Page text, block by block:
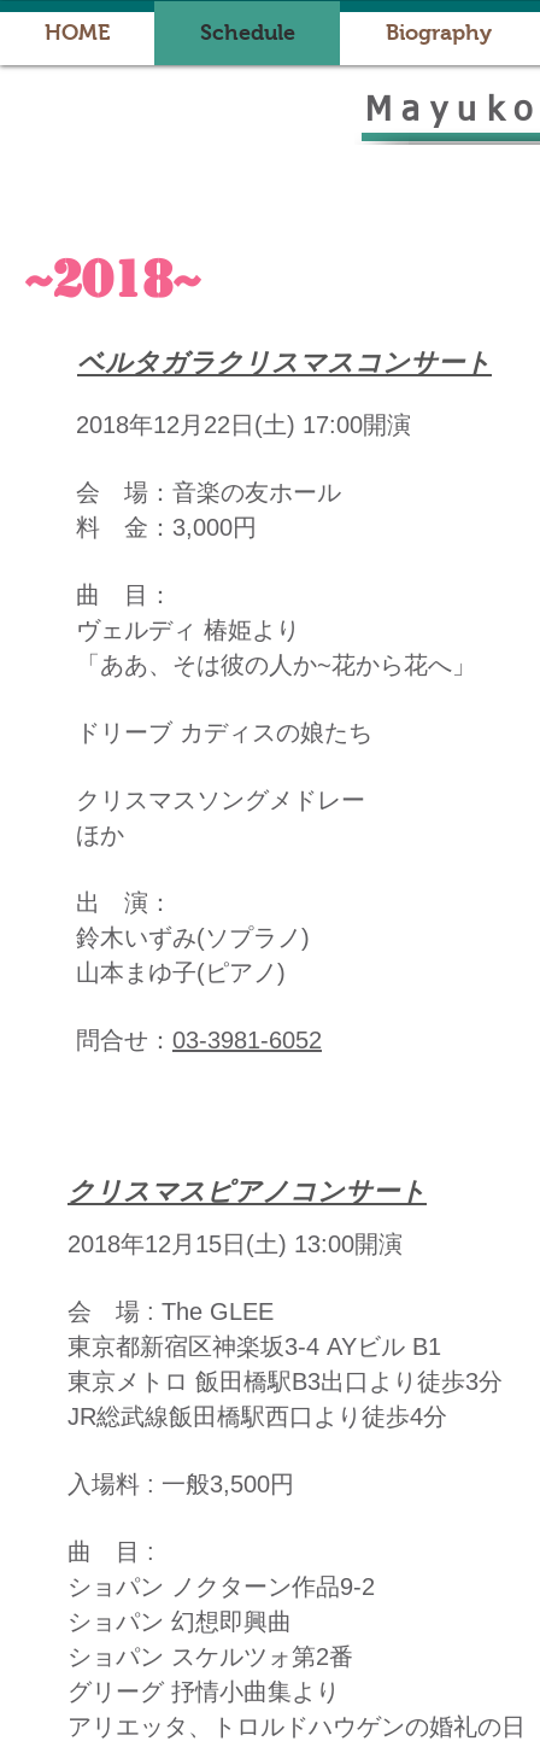
HOME Schedule Biography
~2018~
ベルタガラクリスマスコンサート
2018年12月22日(土) 17:00開演
会 場：音楽の友ホール
料 金：3,000円
曲 目：
ヴェルディ 椿姫より
「ああ、そは彼の人か~花から花へ」
ドリーブ カディスの娘たち
クリスマスソングメドレー
ほか
出 演：
鈴木いずみ(ソプラノ)
山本まゆ子(ピアノ)
問合せ： 03-3981-6052
クリスマスピアノコンサート
2018年12月15日(土) 13:00開演
会 場 : The GLEE
東京都新宿区神楽坂3-4 AYビル B1
東京メトロ 飯田橋駅B3出口より徒歩3分
JR総武線飯田橋駅西口より徒歩4分
入場料 : 一般3,500円
曲 目 :
ショパン ノクターン作品9-2
ショパン 幻想即興曲
ショパン スケルツォ第2番
グリーグ 抒情小曲集より
アリエッタ、トロルドハウゲンの婚礼の日